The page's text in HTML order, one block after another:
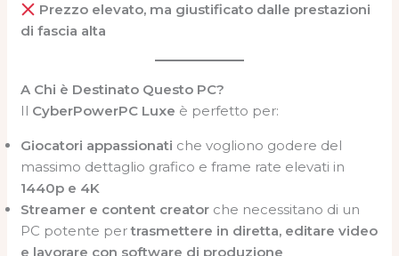
Prezzo elevato, ma giustificato dalle prestazioni
di fascia alta
A Chi è Destinato Questo PC?
Il CyberPowerPC Luxe è perfetto per:
Giocatori appassionati che vogliono godere del
massimo dettaglio grafico e frame rate elevati in
1440p e 4K
Streamer e content creator che necessitano di un
PC potente pertrasmettere in diretta, editare video
e lavorare con software di produzione